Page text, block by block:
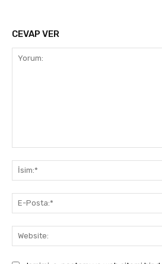
CEVAP VER